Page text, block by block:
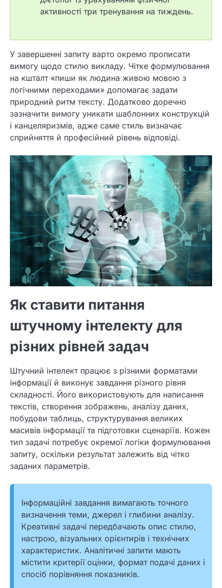
активності три тренування на тиждень.
У завершенні запиту варто окремо прописати
вимогу щодо стилю викладу. Чітке формулювання
на кшталт «пиши як людина живою мовою з
логічними переходами» допомагає задати
природний ритм тексту. Додатково доречно
зазначити вимогу уникати шаблонних конструкцій
і канцеляризмів, адже саме стиль визначає
сприйняття й професійний рівень відповіді.
Як ставити питання
штучному інтелекту для
різних рівней задач
Штучний інтелект працює з різними форматами
інформації й виконує завдання різного рівня
складності. Його використовують для написання
текстів, створення зображень, аналізу даних,
побудови таблиць, структурування великих
масивів інформації та підготовки сценаріїв. Кожен
тип задачі потребує окремої логіки формулювання
запиту, оскільки результат залежить від чітко
заданих параметрів.
Інформаційні завдання вимагають точного
визначення теми, джерел і глибини аналізу.
Креативні задачі передбачають опис стилю,
настрою, візуальних орієнтирів і технічних
характеристик. Аналітичні запити мають
містити критерії оцінки, формат подачі даних і
спосіб порівняння показників.